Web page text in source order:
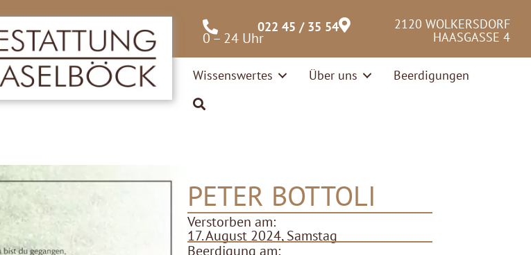
022 45 / 35 54
0 – 24 Uhr
2120 WOLKERSDORF
HAASGASSE 4
Wissenswertes Über uns Beerdigungen
PETER BOTTOLI
Verstorben am:
17. August 2024, Samstag
Beerdigung am: